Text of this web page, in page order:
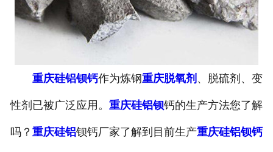
重庆硅铝钡钙作为炼钢重庆脱氧剂 、脱硫剂、变
性剂已被广泛应用。 重庆硅铝钡钙的生产方法您了解
吗？ 重庆硅铝钡钙厂家了解到目前生产重庆硅铝钡钙